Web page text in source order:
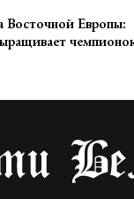
Восточной Европы: